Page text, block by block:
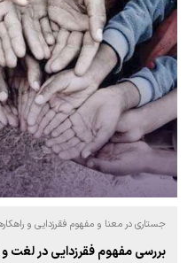
جستاری در معنا و مفهوم فقرزدایی و
بررسی مفهوم فقرزدایی در لغت